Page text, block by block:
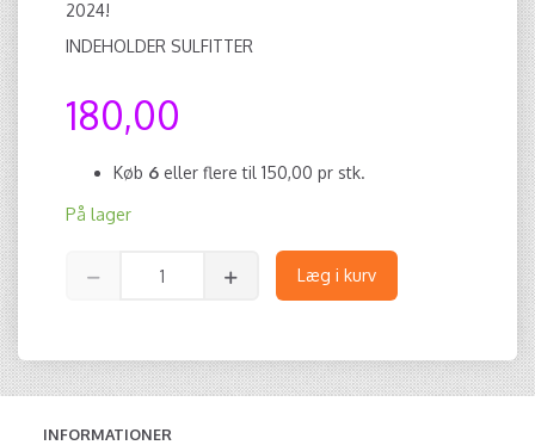
2024!
INDEHOLDER SULFITTER
180,00
Køb 6 eller flere til 150,00 pr stk.
På lager
Læg i kurv
INFORMATIONER